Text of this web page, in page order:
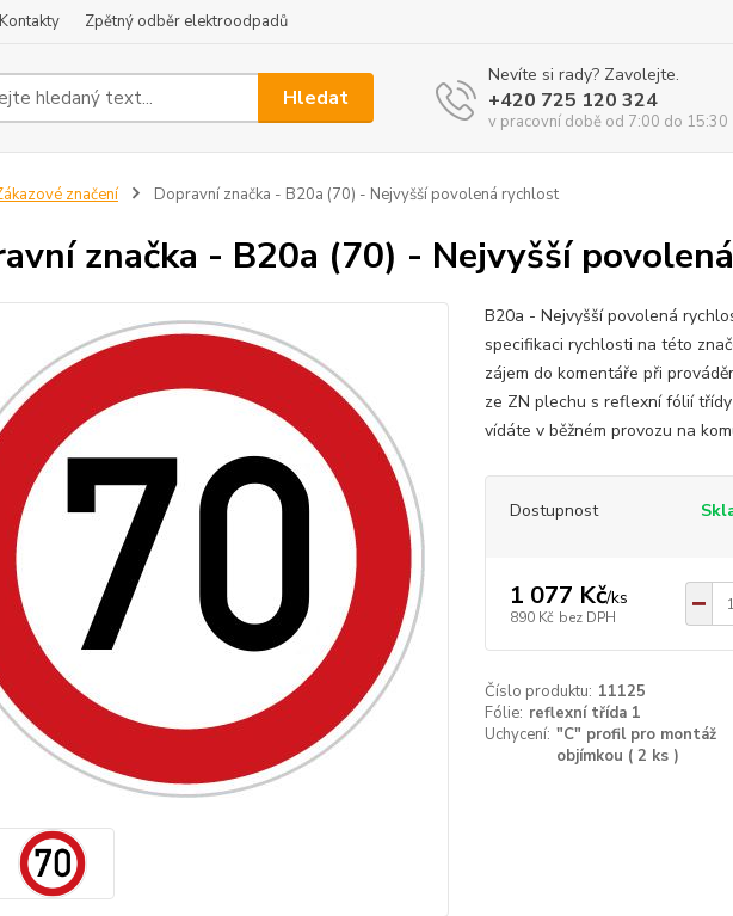
Kontakty Zpětný odběr elektroodpadů
Hledat
Nevíte si rady? Zavolejte.
+420 725 120 324
v pracovní době od 7:00 do 15:30
značení Dopravní značka - B20a (70) - Nejvyšší povolená rychlost
značka - B20a (70) - Nejvyšší
B20a - Nejvyšší povolená
specifikaci rychlosti na této
zájem do komentáře při
ze ZN plechu s reflexní fólií
vídáte v běžném provozu na
Dostupnost
1 077 Kč/ks
890 Kč bez DPH
Číslo produktu: 11125
Fólie: reflexní třída 1
Uchycení: "C" profil pro montáž
objímkou ( 2 ks )